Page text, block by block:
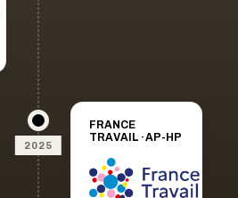
2025
FRANCE
TRAVAIL · AP-HP